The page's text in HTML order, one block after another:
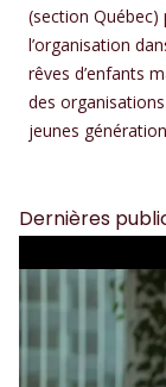
(section Québec)
l’organisation
rêves d’enfants
des
jeunes
Dernières